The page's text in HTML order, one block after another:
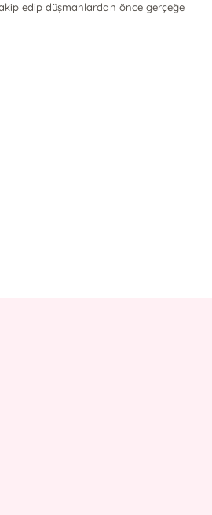
edip düşmanlardan önce gerçeğe